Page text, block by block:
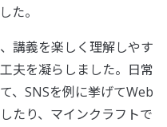
た。
講義を楽しく理解しやす
夫を凝らしました。日常
、SNSを例に挙げてWeb
たり、マインクラフトで